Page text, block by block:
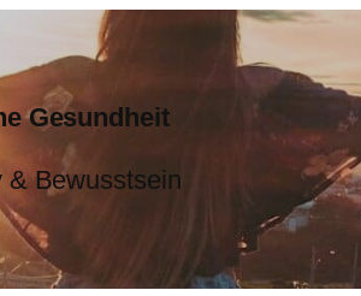
Gesundheit
& Bewusstsein